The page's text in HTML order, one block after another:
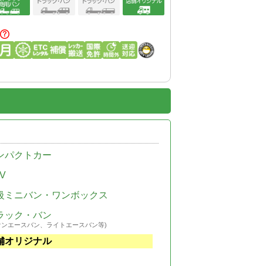
パクトカー
ミニバン・ワンボックス
ック・バン
エースバン、ライトエースバン等)
オリジナル